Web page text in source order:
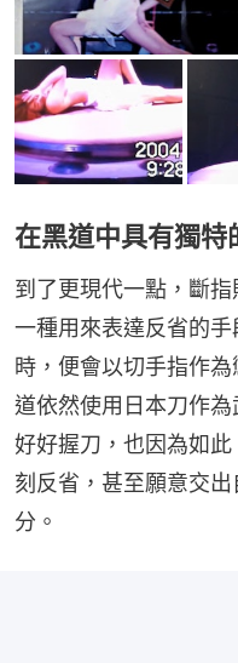
在黑道中具有獨特
到了更現代一點，斷
一種用來表達反省的
時，便會以切手指作
道依然使用日本刀作
好好握刀，也因為如
刻反省，甚至願意交
分。